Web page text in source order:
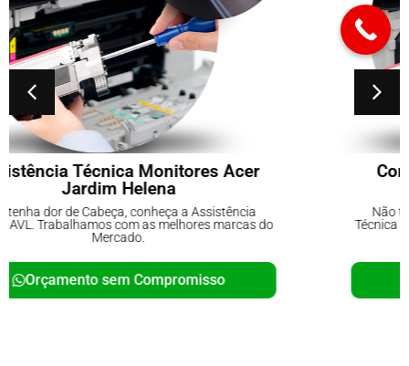
Conserto de No-breaks Parque do
Não tenha dor de Cabeça, conheça a Assistência
Técnica AVL. Trabalhamos com as melhores marcas do
Orçamento sem Compromisso